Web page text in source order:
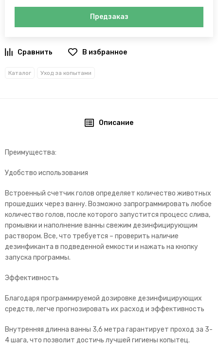
Предзаказ
В избранное
Каталог Уход за копытами
Описание
Преимущества:
Удобство использования
Встроенный счетчик голов определяет количество животных
прошедших через ванну. Возможно запрограммировать любое
количество голов, после которого запустится процесс слива,
промывки и наполнение ванны свежим дезинфицирующим
раствором. Все, что требуется – проверить наличие
дезинфиканта в подведенной емкости и нажать на кнопку
запуска программы.
Эффективность
Благодаря программируемой дозировке дезинфицирующих
средств, легче прогнозировать их расход и эффективность
Внутренняя длинна ванны 3,6 метра гарантирует проход за 3-
4 шага, что позволит достичь лучшей гигиены копытец.